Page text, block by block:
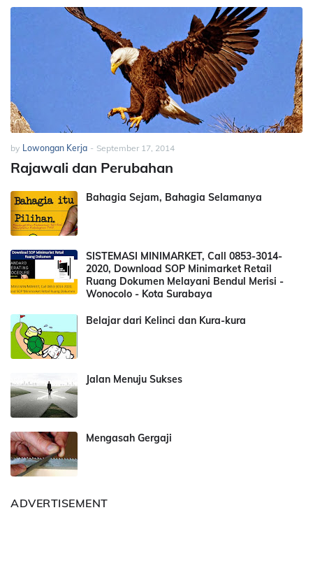
by Lowongan Kerja - September 17, 2014
Rajawali dan Perubahan
Bahagia Sejam, Bahagia Selamanya
SISTEMASI MINIMARKET, Call 0853-3014-
2020, Download SOP Minimarket Retail
Ruang Dokumen Melayani Bendul Merisi -
Wonocolo - Kota Surabaya
Belajar dari Kelinci dan Kura-kura
Jalan Menuju Sukses
Mengasah Gergaji
ADVERTISEMENT